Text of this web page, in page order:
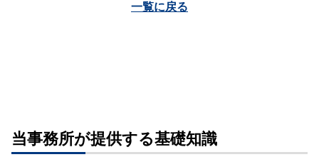
一覧に戻る
当事務所が提供する基礎知識